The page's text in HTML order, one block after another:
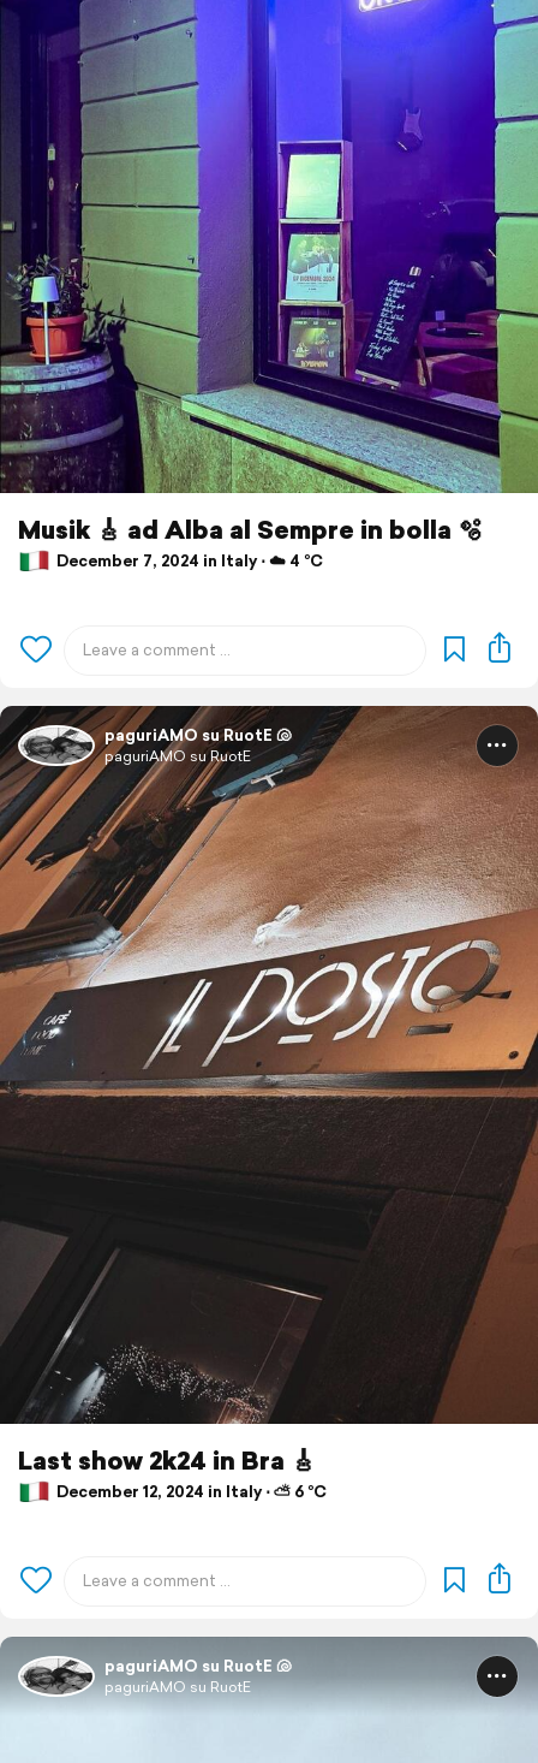
Musik 🎸 ad Alba al Sempre in bolla 🫧
December 7, 2024 in Italy ⋅ ☁️ 4 °C
paguriAMO su RuotE 🐚
paguriAMO su RuotE
Last show 2k24 in Bra 🎸
December 12, 2024 in Italy ⋅ ⛅ 6 °C
paguriAMO su RuotE 🐚
paguriAMO su RuotE